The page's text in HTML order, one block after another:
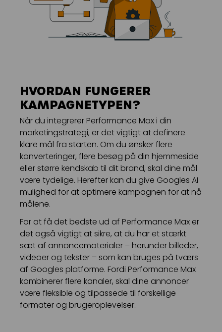
HVORDAN FUNGERER
KAMPAGNETYPEN?
Når du integrerer Performance Max i din
marketingstrategi, er det vigtigt at definere
klare mål fra starten. Om du ønsker flere
konverteringer, flere besøg på din hjemmeside
eller større kendskab til dit brand, skal dine mål
være tydelige. Herefter kan du give Googles AI
mulighed for at optimere kampagnen for at nå
målene.
For at få det bedste ud af Performance Max er
det også vigtigt at sikre, at du har et stærkt
sæt af annoncematerialer – herunder billeder,
videoer og tekster – som kan bruges på tværs
af Googles platforme. Fordi Performance Max
kombinerer flere kanaler, skal dine annoncer
være fleksible og tilpassede til forskellige
formater og brugeroplevelser.